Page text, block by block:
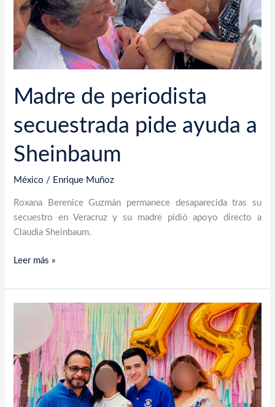
Madre de periodista
secuestrada pide ayuda a
Sheinbaum
México / Enrique Muñoz
Roxana Berenice Guzmán permanece desaparecida tras su
secuestro en Veracruz y su madre pidió apoyo directo a
Claudia Sheinbaum.
Sheinbaum
Leer más »
Veracruz:
empresario
su